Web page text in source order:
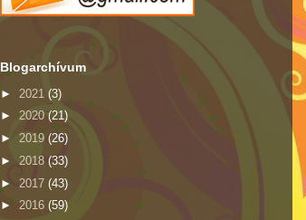
Blogarchívum
► 2021 (3)
► 2020 (21)
► 2019 (26)
► 2018 (33)
► 2017 (43)
► 2016 (59)